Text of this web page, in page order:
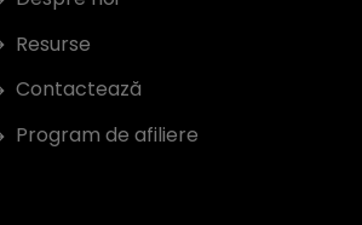
Resurse
Contactează
Program de afiliere